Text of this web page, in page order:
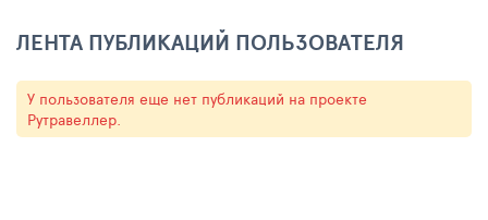
ЛЕНТА ПУБЛИКАЦИЙ ПОЛЬЗОВАТЕЛЯ
У пользователя еще нет публикаций на проекте
Рутравеллер.